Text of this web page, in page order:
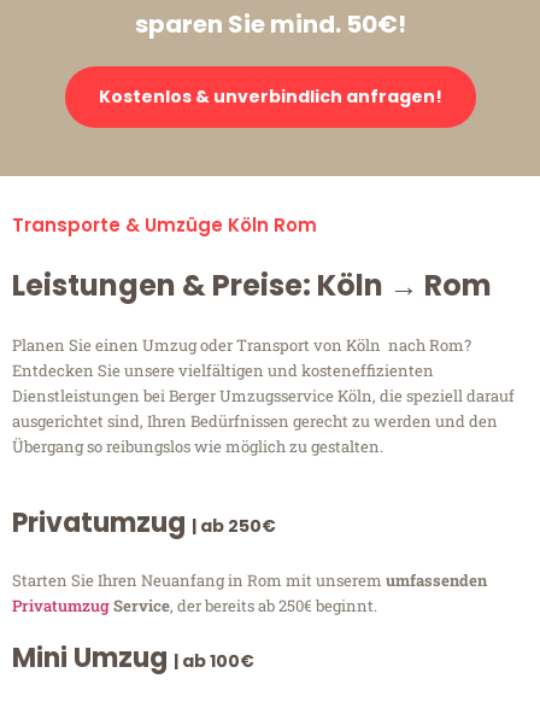
sparen Sie mind. 50€!
Kostenlos & unverbindlich anfragen!
Transporte & Umzüge Köln Rom
Leistungen & Preise: Köln → Rom
Planen Sie einen Umzug oder Transport von Köln nach Rom?
Entdecken Sie unsere vielfältigen und kosteneffizienten
Dienstleistungen bei Berger Umzugsservice Köln, die speziell darauf
ausgerichtet sind, Ihren Bedürfnissen gerecht zu werden und den
Übergang so reibungslos wie möglich zu gestalten.
Privatumzug | ab 250€
Starten Sie Ihren Neuanfang in Rom mit unserem umfassenden
PrivatumzugService, der bereits ab 250€ beginnt.
Mini Umzug | ab 100€